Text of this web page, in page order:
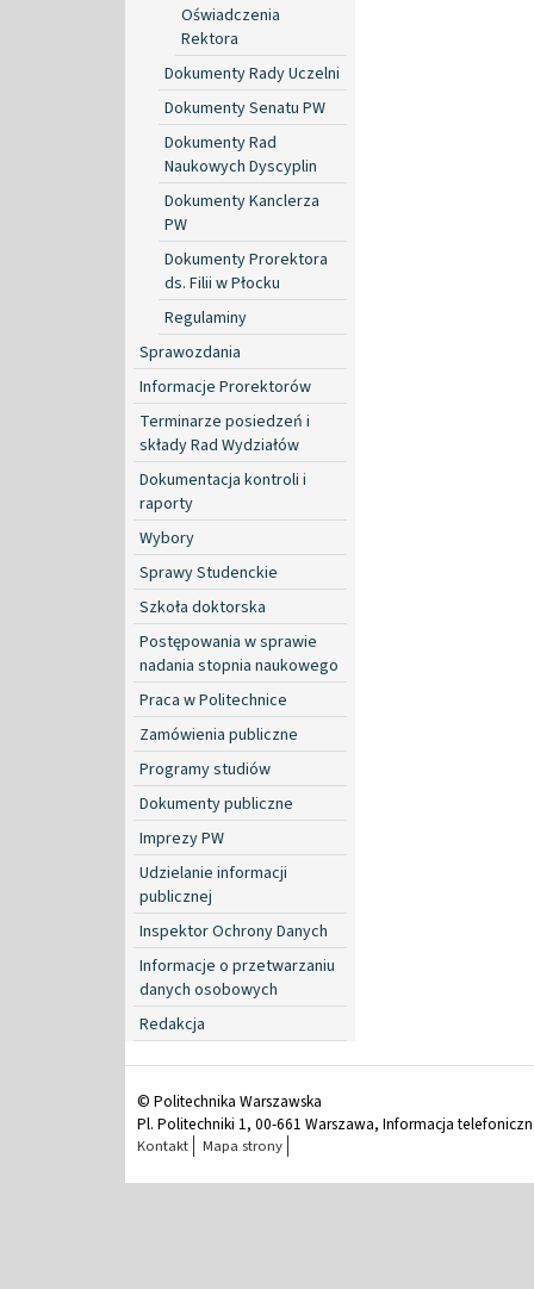
Oświadczenia
Rektora
Dokumenty Rady Uczelni
Dokumenty Senatu PW
Dokumenty Rad
Naukowych Dyscyplin
Dokumenty Kanclerza
PW
Dokumenty Prorektora
ds. Filii w Płocku
Regulaminy
Sprawozdania
Informacje Prorektorów
Terminarze posiedzeń i
składy Rad Wydziałów
Dokumentacja kontroli i
raporty
Wybory
Sprawy Studenckie
Szkoła doktorska
Postępowania w sprawie
nadania stopnia naukowego
Praca w Politechnice
Zamówienia publiczne
Programy studiów
Dokumenty publiczne
Imprezy PW
Udzielanie informacji
publicznej
Inspektor Ochrony Danych
Informacje o przetwarzaniu
danych osobowych
Redakcja
© Politechnika Warszawska
Pl. Politechniki 1, 00-661 Warszawa, Informacja
Kontakt Mapa strony